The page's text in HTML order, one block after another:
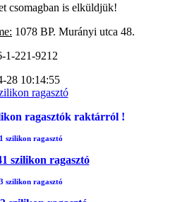
csomagban is elküldjük!
1078 BP. Murányi utca 48.
1-221-9212
28 10:14:55
ragasztó
ragasztók raktárról !
szilikon ragasztó
szilikon ragasztó